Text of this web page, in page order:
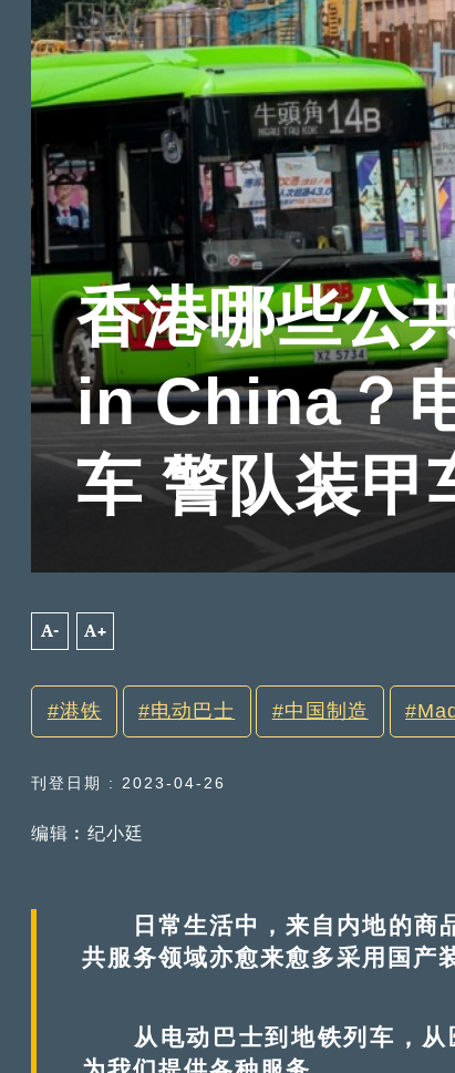
香港哪些公
in China？
车 警队装甲
A- A+
港铁 电动巴士 中国制造
刊登日期 : 2023-04-26
编辑︰纪小廷
日常生活中，来自内地的商品
共服务领域亦愈来愈多采用国产
从电动巴士到地铁列车，从